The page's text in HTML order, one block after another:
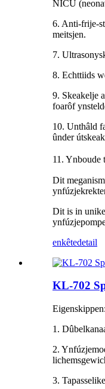
NICU
6. Anti-frije-
meitsjen.
7.
8. Echttiids
9. Skeakelje
foarôf
10. Unthâld
ûnder
11. Ynboude
Dit
Dit is in
enkêtedetail
KL-702
Eigenskippen:
1.
2.
3.